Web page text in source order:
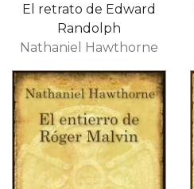
El retrato de Edward
Randolph
Nathaniel Hawthorne